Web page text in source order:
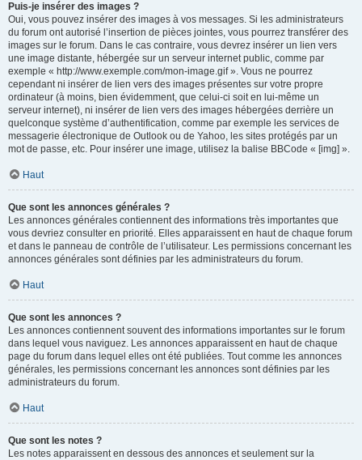
Puis-je insérer des images ?
Oui, vous pouvez insérer des images à vos messages. Si les administrateurs
du forum ont autorisé l’insertion de pièces jointes, vous pourrez transférer des
images sur le forum. Dans le cas contraire, vous devrez insérer un lien vers
une image distante, hébergée sur un serveur internet public, comme par
exemple « http://www.exemple.com/mon-image.gif ». Vous ne pourrez
cependant ni insérer de lien vers des images présentes sur votre propre
ordinateur (à moins, bien évidemment, que celui-ci soit en lui-même un
serveur internet), ni insérer de lien vers des images hébergées derrière un
quelconque système d’authentification, comme par exemple les services de
messagerie électronique de Outlook ou de Yahoo, les sites protégés par un
mot de passe, etc. Pour insérer une image, utilisez la balise BBCode « [img] ».
Haut
Que sont les annonces générales ?
Les annonces générales contiennent des informations très importantes que
vous devriez consulter en priorité. Elles apparaissent en haut de chaque forum
et dans le panneau de contrôle de l’utilisateur. Les permissions concernant les
annonces générales sont définies par les administrateurs du forum.
Haut
Que sont les annonces ?
Les annonces contiennent souvent des informations importantes sur le forum
dans lequel vous naviguez. Les annonces apparaissent en haut de chaque
page du forum dans lequel elles ont été publiées. Tout comme les annonces
générales, les permissions concernant les annonces sont définies par les
administrateurs du forum.
Haut
Que sont les notes ?
Les notes apparaissent en dessous des annonces et seulement sur la